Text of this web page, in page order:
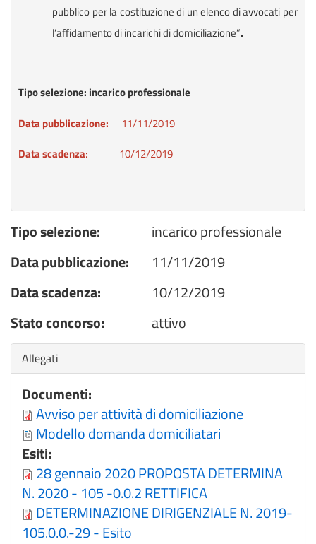
pubblico per la costituzione di un elenco di avvocati per
l’affidamento di incarichi di domiciliazione”.
Tipo selezione: incarico professionale
Data pubblicazione: 11/11/2019
Data scadenza: 10/12/2019
Tipo selezione:
incarico professionale
Data pubblicazione:
11/11/2019
Data scadenza:
10/12/2019
Stato concorso:
attivo
Nascondi
Allegati
Documenti:
Avviso per attività di domiciliazione
Modello domanda domiciliatari
Esiti:
28 gennaio 2020 PROPOSTA DETERMINA
N. 2020 - 105 -0.0.2 RETTIFICA
DETERMINAZIONE DIRIGENZIALE N. 2019-
105.0.0.-29 - Esito